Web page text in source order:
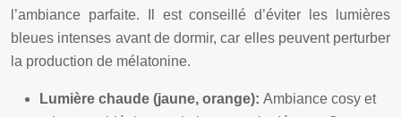
l’ambiance parfaite. Il est conseillé d’éviter les lumières
bleues intenses avant de dormir, car elles peuvent perturber
la production de mélatonine.
Lumière chaude (jaune, orange): Ambiance cosy et